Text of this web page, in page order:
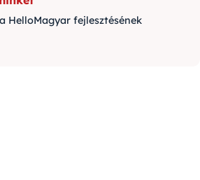
HelloMagyar fejlesztésének